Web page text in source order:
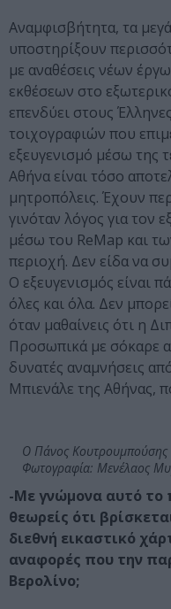
Αναμφισβήτητα, τα
υποστηρίξουν
με αναθέσεις νέων
εκθέσεων στο
επενδύει στους
τοιχογραφιών που
εξευγενισμό μέσω της
Αθήνα είναι τόσο
μητροπόλεις. Έχουν
γινόταν λόγος για τον
μέσω του ReMap και
περιοχή. Δεν είδα να
Ο εξευγενισμός είναι
όλες και όλα. Δεν
όταν μαθαίνεις ότι η
Προσωπικά με σόκαρε
δυνατές αναμνήσεις
Μπιενάλε της Αθήνας,
Ο Πάνος Κουτρουμπούσης
Φωτογραφία: Μενέλαος
-Με γνώμονα αυτό το
θεωρείς ότι
διεθνή εικαστικό
αναφορές που την
Βερολίνο;